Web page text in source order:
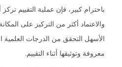
باحترام كبير، فإن عملية التقييم
والاعتماد أكثر من التركيز على
الأسهل التحقق من الدرجات
معروفة وتوثيقها أثناء التقييم.